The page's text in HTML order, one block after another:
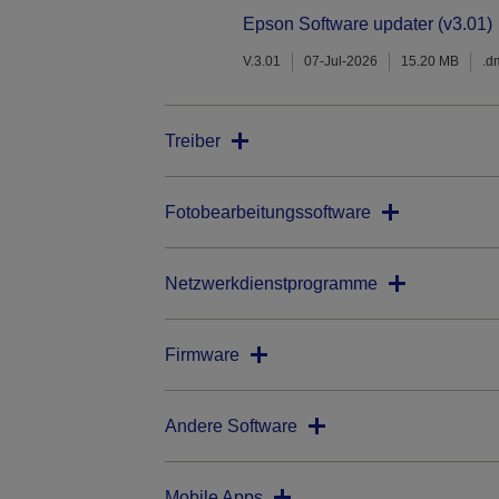
Epson Software updater (v3.01)
V.3.01 07-Jul-2026 15.20 MB
Treiber
Fotobearbeitungssoftware
Netzwerkdienstprogramme
Firmware
Andere Software